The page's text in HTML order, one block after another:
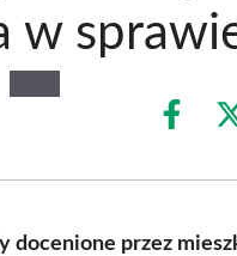
w
Share
docenione przez